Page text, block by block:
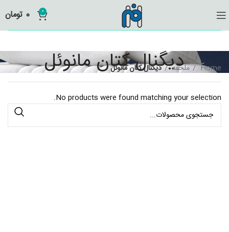
0
0 تومان
دیگنال کتان مانوئل Home ملحفه دیگنال کتان مانوئل
No products were found matching your selection.